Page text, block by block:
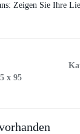
Zeigen Sie Ihre
x 95